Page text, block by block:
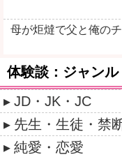
母が炬燵で父と俺の
体験談：ジャンル
JD・JK・JC
先生・生徒・禁
純愛・恋愛